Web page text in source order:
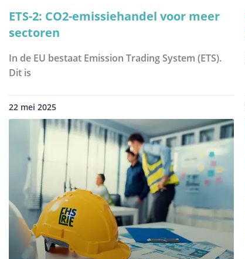
ETS-2: CO2-emissiehandel voor meer
sectoren
In de EU bestaat Emission Trading System (ETS).
Dit is
22 mei 2025